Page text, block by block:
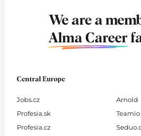
We are a
Alma Career
Central Europe
Jobs.cz
Profesia.sk
Profesia.cz
Arnold
Teamio